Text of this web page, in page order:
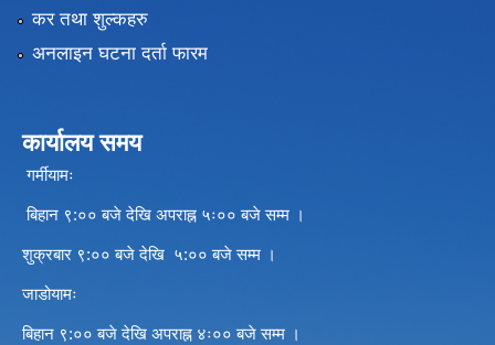
कर तथा शुल्कहरु
अनलाइन घटना दर्ता फारम
कार्यालय समय
गर्मीयामः
बिहान ९:०० बजे देखि अपराह्न ५ः०० बजे सम्म ।
शुक्रबार ९:०० बजे देखि ५:०० बजे सम्म ।
जाडोयामः
बिहान ९:०० बजे देखि अपराह्न ४ः०० बजे सम्म ।